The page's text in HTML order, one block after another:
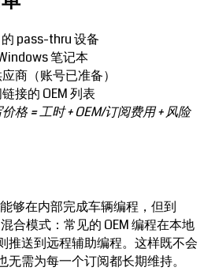
的 pass-thru 设备
笔记本
商（账号已准备）
接的 OEM 列表
格 = 工时 + OEM/订阅费用 + 风险
够在内部完成车辆编程，但到
合模式：常见的 OEM 编程在本地
推送到远程辅助编程。这样既不会
需为每一个订阅都长期维持。